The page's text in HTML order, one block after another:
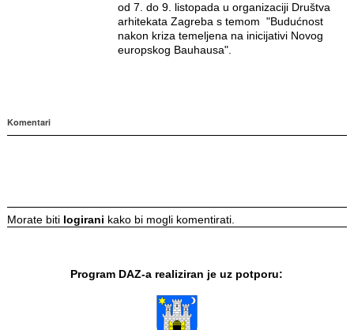
od 7. do 9. listopada u organizaciji Društva
arhitekata Zagreba s temom "Budućnost
nakon kriza temeljena na inicijativi Novog
europskog Bauhausa".
Komentari
Morate biti logirani kako bi mogli komentirati.
Program DAZ-a realiziran je uz potporu: